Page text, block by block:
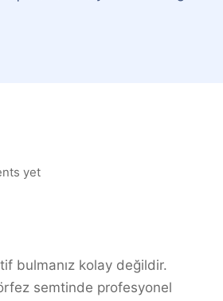
yet
bulmanız kolay değildir.
semtinde profesyonel